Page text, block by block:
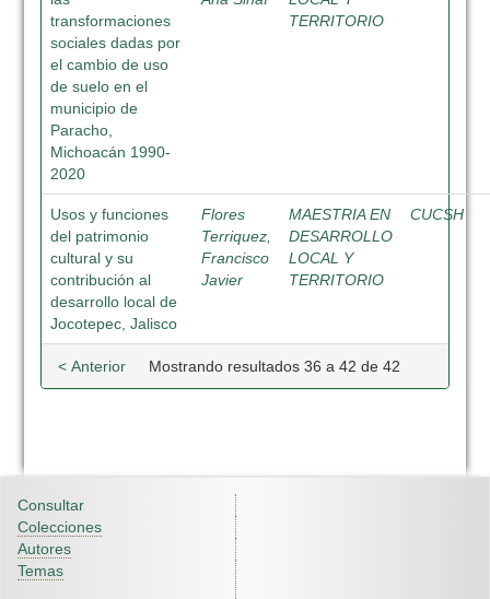
transformaciones
sociales dadas por
el cambio de uso
de suelo en el
municipio de
Paracho,
Michoacán 1990-
2020
TERRITORIO
Usos y funciones
del patrimonio
cultural y su
contribución al
desarrollo local de
Jocotepec, Jalisco
Flores
Terriquez,
Francisco
Javier
MAESTRIA EN
DESARROLLO
LOCAL Y
TERRITORIO
CUCSH
Mostrando resultados 36 a 42 de 42
< Anterior
Consultar
Colecciones
Autores
Temas